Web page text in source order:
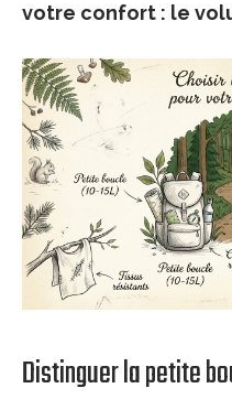
votre confort : le
Distinguer la petite